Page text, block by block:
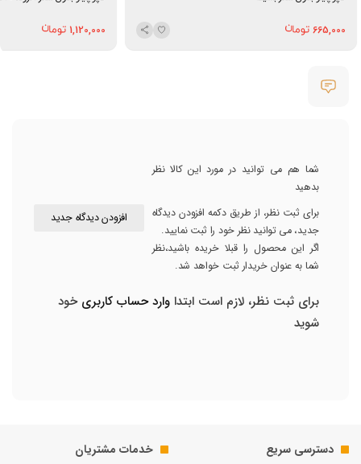
665,000
1,120,000
شما هم می توانید در مورد این کالا نظر
بدهید
برای ثبت نظر، از طریق دکمه افزودن دیدگاه
جدید، می توانید نظر خود را ثبت نمایید.
اگر این محصول را قبلا خریده باشید،نظر
شما به عنوان خریدار ثبت خواهد شد.
افزودن دیدگاه جدید
برای ثبت نظر، لازم است ابتدا وارد حساب کاربریخود
شوید
دسترسی سریع خدمات مشتریان